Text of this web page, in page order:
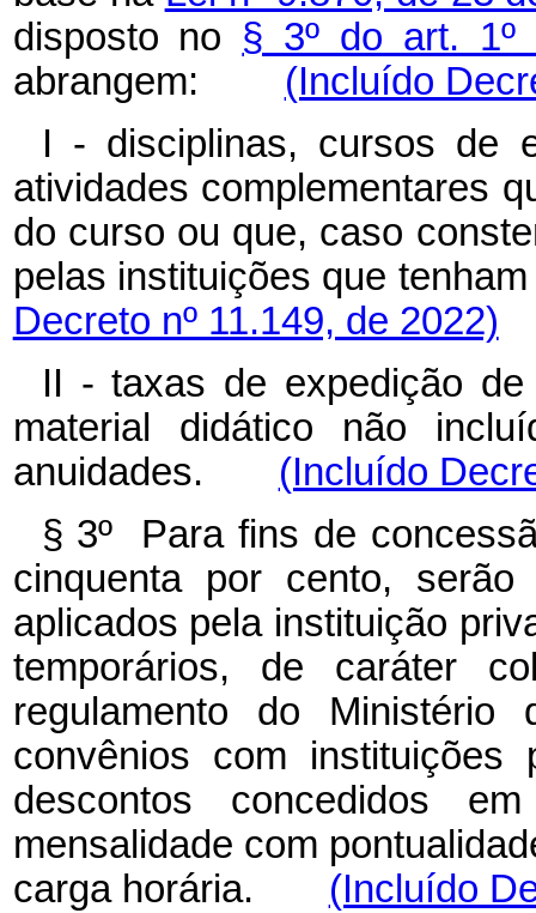
disposto no § 3º do art. 1º
abrangem: (Incluído
I - disciplinas, cursos de
atividades complementares
do curso ou que, caso
pelas instituições que
Decreto nº 11.149, de 2022)
II - taxas de expedição
material didático não
anuidades. (Incluído
§ 3º Para fins de
cinquenta por cento,
aplicados pela instituição
temporários, de caráter
regulamento do
convênios com
descontos concedidos
mensalidade com
carga horária. (Incluído